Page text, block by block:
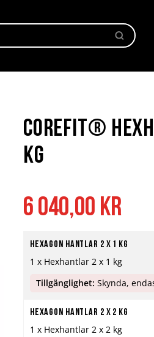
Sök
6 040,00 kr
Corefit®
kg
Hexagon hantlar 2 x 1 kg
1 x Hexhantlar 2 x 1 kg
Tillgänglighet: Skynda,
Hexagon Hantlar 2 x 2 kg
1 x Hexhantlar 2 x 2 kg